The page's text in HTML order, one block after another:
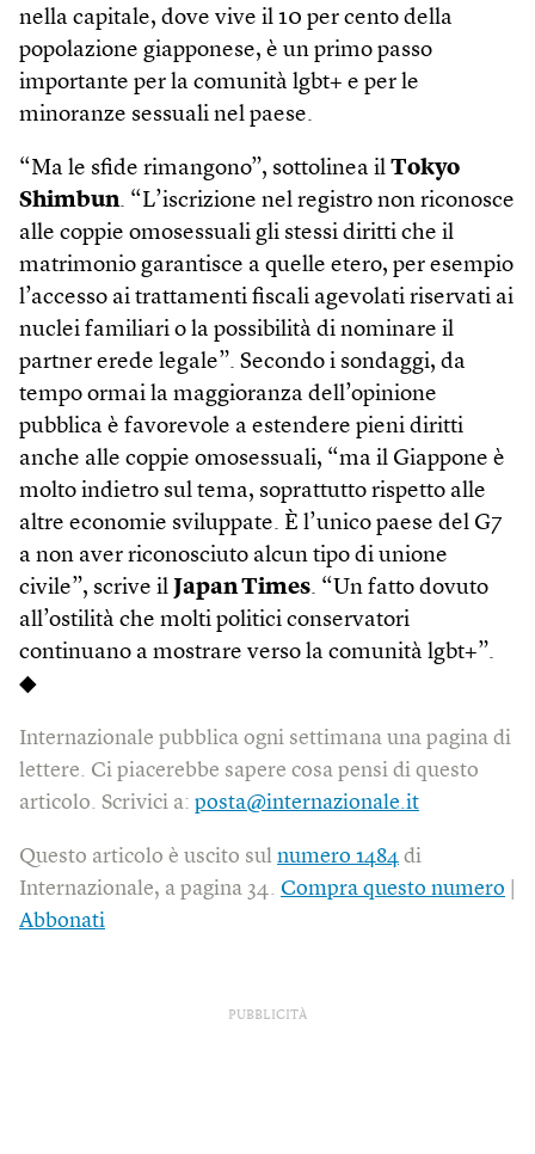
nella capitale, dove vive il 10 per cento della
popolazione giapponese, è un primo passo
importante per la comunità lgbt+ e per le
minoranze sessuali nel paese.
“Ma le sfide rimangono”, sottolinea il Tokyo
Shimbun. “L’iscrizione nel registro non riconosce
alle coppie omosessuali gli stessi diritti che il
matrimonio garantisce a quelle etero, per esempio
l’accesso ai trattamenti fiscali agevolati riservati ai
nuclei familiari o la possibilità di nominare il
partner erede legale”. Secondo i sondaggi, da
tempo ormai la maggioranza dell’opinione
pubblica è favorevole a estendere pieni diritti
anche alle coppie omosessuali, “ma il Giappone è
molto indietro sul tema, soprattutto rispetto alle
altre economie sviluppate. È l’unico paese del G7
a non aver riconosciuto alcun tipo di unione
civile”, scrive il Japan Times. “Un fatto dovuto
all’ostilità che molti politici conservatori
continuano a mostrare verso la comunità lgbt+”.
◆
Internazionale pubblica ogni settimana una pagina di
lettere. Ci piacerebbe sapere cosa pensi di questo
articolo. Scrivici a: posta@internazionale.it
Questo articolo è uscito sul numero 1484 di
Internazionale, a pagina 34. Compra questo numero
Abbonati
PUBBLICITÀ